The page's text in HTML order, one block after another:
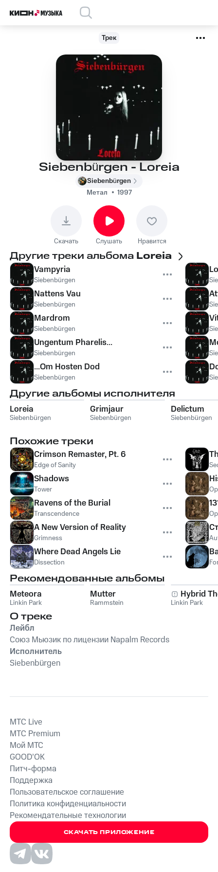
Трек
Siebenbürgen - Loreia
Siebenbürgen
Метал
1997
Скачать Слушать Нравится
Другие треки альбома Loreia
Vampyria
Siebenbürgen
Nattens Vau
Siebenbürgen
Mardrom
Siebenbürgen
Ungentum Pharelis...
Siebenbürgen
...Om Hosten Dod
Siebenbürgen
Другие альбомы исполнителя
Loreia
Siebenbürgen
Grimjaur
Siebenbürgen
Delictum
Siebenbürgen
Похожие треки
Crimson Remaster, Pt. 6
Edge of Sanity
Shadows
Tower
Ravens of the Burial
Transcendence
A New Version of Reality
Grimness
Where Dead Angels Lie
Dissection
Рекомендованные альбомы
Meteora
Linkin Park
Mutter
Rammstein
Hybrid
Linkin Park
О треке
Лейбл
Союз Мьюзик по лицензии Napalm Records
Исполнитель
Siebenbürgen
СКАЧАТЬ ПРИЛОЖЕНИЕ
MTС Live
MTС Premium
Мой МТС
GOOD’OK
Питч-форма
Поддержка
Пользовательское соглашение
Политика конфиденциальности
Рекомендательные технологии